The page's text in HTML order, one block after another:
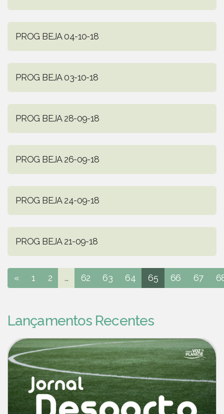
PROG BEJA 04-10-18
PROG BEJA 03-10-18
PROG BEJA 28-09-18
PROG BEJA 26-09-18
PROG BEJA 24-09-18
PROG BEJA 21-09-18
« 1 2 ... 62 63 64 65 66 67
Lançamentos Recentes